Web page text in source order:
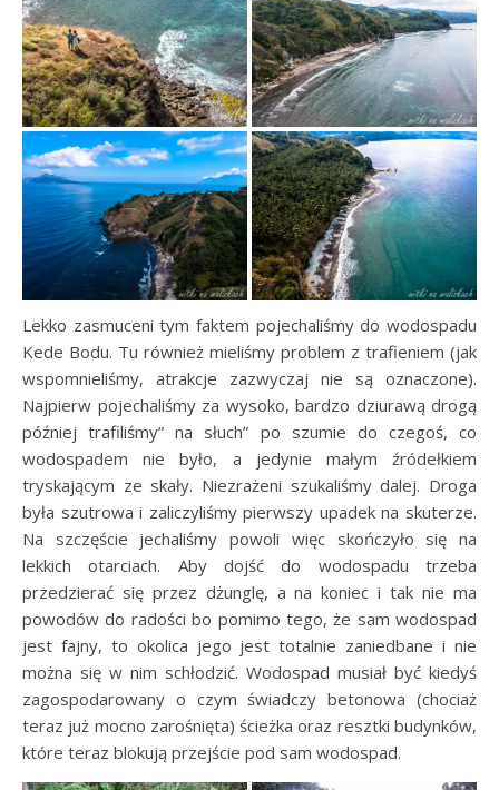
Lekko zasmuceni tym faktem pojechaliśmy do wodospadu
Kede Bodu. Tu również mieliśmy problem z trafieniem (jak
wspomnieliśmy, atrakcje zazwyczaj nie są oznaczone).
Najpierw pojechaliśmy za wysoko, bardzo dziurawą drogą
później trafiliśmy” na słuch” po szumie do czegoś, co
wodospadem nie było, a jedynie małym źródełkiem
tryskającym ze skały. Niezrażeni szukaliśmy dalej. Droga
była szutrowa i zaliczyliśmy pierwszy upadek na skuterze.
Na szczęście jechaliśmy powoli więc skończyło się na
lekkich otarciach. Aby dojść do wodospadu trzeba
przedzierać się przez dżunglę, a na koniec i tak nie ma
powodów do radości bo pomimo tego, że sam wodospad
jest fajny, to okolica jego jest totalnie zaniedbane i nie
można się w nim schłodzić. Wodospad musiał być kiedyś
zagospodarowany o czym świadczy betonowa (chociaż
teraz już mocno zarośnięta) ścieżka oraz resztki budynków,
które teraz blokują przejście pod sam wodospad.